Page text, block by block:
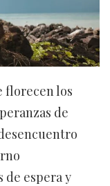
florecen los
de
de espera y